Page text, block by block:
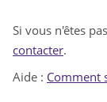
Si vous n'êtes
contacter.
Aide : Comment